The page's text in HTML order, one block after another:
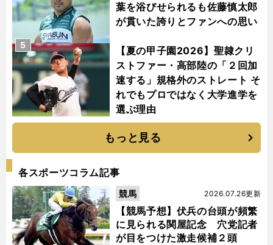
葉を浴びせられるも佐藤慎太郎
が貫いた誇りとファンへの思い
【夏の甲子園2026】聖隷クリ
ストファー・高部陸の「２回加
速する」規格外のストレート そ
れでもプロではなく大学進学を
選ぶ理由
5
もっと見る
各スポーツコラム記事
【競馬予想】伏兵の台頭が頻繁
に見られる関屋記念 穴党記者
が目をつけた激走候補２頭
2026.07.26更新
競馬